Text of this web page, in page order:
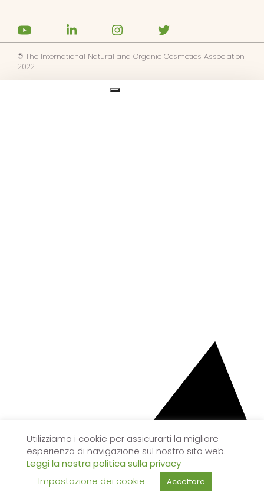
© The International Natural and Organic Cosmetics Association
2022
Utilizziamo i cookie per assicurarti la migliore
esperienza di navigazione sul nostro sito web.
Leggi la nostra politica sulla privacy
Impostazione dei cookie
Accettare